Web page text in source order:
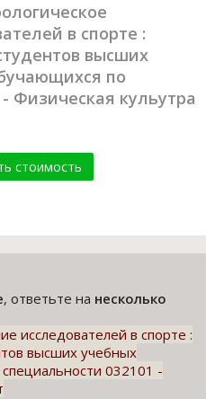
в спорте :
высших
по
Физическая кульутра
стоимость
, ответьте на несколько
исследователей в спорте :
высших учебных
032101 -